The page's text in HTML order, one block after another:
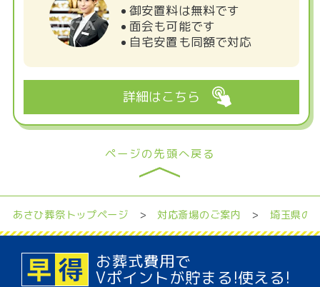
御安置料は無料です
面会も可能です
自宅安置も同額で対応
詳細はこちら
ページの先頭へ戻る
あさひ葬祭トップページ > 対応斎場のご案内 > 埼玉県の
お葬式費用で
Vポイントが貯まる!使える!